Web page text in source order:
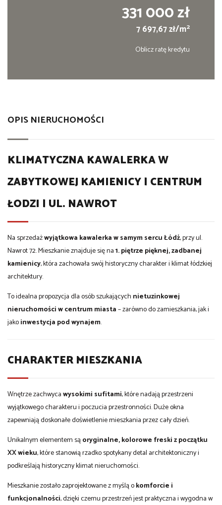
331 000 zł
7 697,67 zł/m2
Oblicz ratę kredytu
OPIS NIERUCHOMOŚCI
KLIMATYCZNA KAWALERKA W
ZABYTKOWEJ KAMIENICY | CENTRUM
ŁODZI | UL. NAWROT
Na sprzedażwyjątkowa kawalerka w samym sercu Łódź, przy ul.
Nawrot 72. Mieszkanie znajduje się na1. piętrze pięknej, zadbanej
kamienicy, która zachowała swój historyczny charakter i klimat łódzkiej
architektury.
To idealna propozycja dla osób szukających nietuzinkowej
nieruchomości w centrum miasta– zarówno do zamieszkania, jak i
jakoinwestycja pod wynajem.
CHARAKTER MIESZKANIA
Wnętrze zachwycawysokimi sufitami, które nadają przestrzeni
wyjątkowego charakteru i poczucia przestronności. Duże okna
zapewniają doskonałe doświetlenie mieszkania przez cały dzień.
Unikalnym elementem są oryginalne, kolorowe freski z początku
XX wieku, które stanowią rzadko spotykany detal architektoniczny i
podkreślają historyczny klimat nieruchomości.
Mieszkanie zostało zaprojektowane z myślą okomforcie i
funkcjonalności, dzięki czemu przestrzeń jest praktyczna i wygodna w